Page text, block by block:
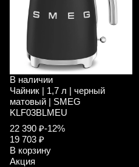
В наличии
Чайник | 1,7 л | черный
матовый | SMEG
KLF03BLMEU
22 390 ₽-12%
19 703 ₽
В корзину
Акция